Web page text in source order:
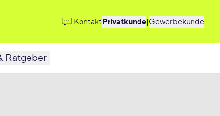
KontaktPrivatkunde|Gewerbekunde
Ratgeber